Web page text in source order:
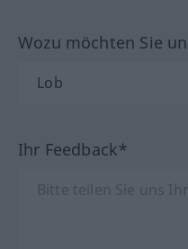
Wozu möchten Sie
Ihr Feedback*